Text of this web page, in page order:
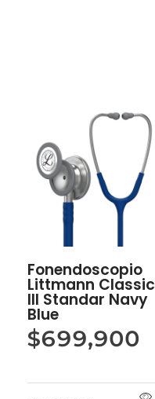
Fonendoscopio
Littmann Classic
III Standar Navy
Blue
$699,900